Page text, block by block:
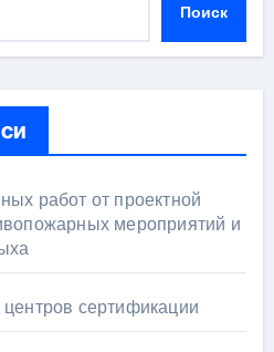
Поиск
работ от проектной
мероприятий и
сертификации